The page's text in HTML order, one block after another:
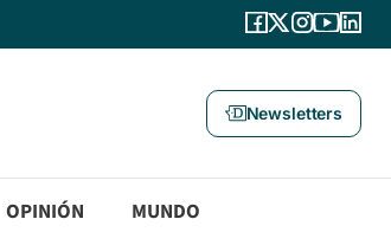
Newsletters
OPINIÓN MUNDO